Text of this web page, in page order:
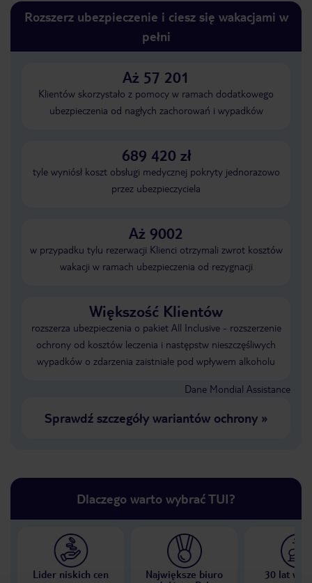
Rozszerz ubezpieczenie i ciesz się wakacjami w
pełni
Aż 57 201
Klientów skorzystało z pomocy w ramach dodatkowego
ubezpieczenia od nagłych zachorowań i wypadków
689 420 zł
tyle wyniósł koszt obsługi medycznej pokryty jednorazowo
przez ubezpieczyciela
Aż 9002
w przypadku tylu rezerwacji Klienci otrzymali zwrot kosztów
wakacji w ramach ubezpieczenia od rezygnacji
Większość Klientów
rozszerza ubezpieczenia o pakiet All Inclusive - rozszerzenie
ochrony od kosztów leczenia i następstw nieszczęśliwych
wypadków o zdarzenia zaistniałe pod wpływem alkoholu
Dane Mondial Assistance
Sprawdź szczegóły wariantów ochrony»
Dlaczego warto wybrać TUI?
Lider niskich cen
Największe biuro
30 lat w